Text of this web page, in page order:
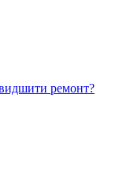
ремонт?